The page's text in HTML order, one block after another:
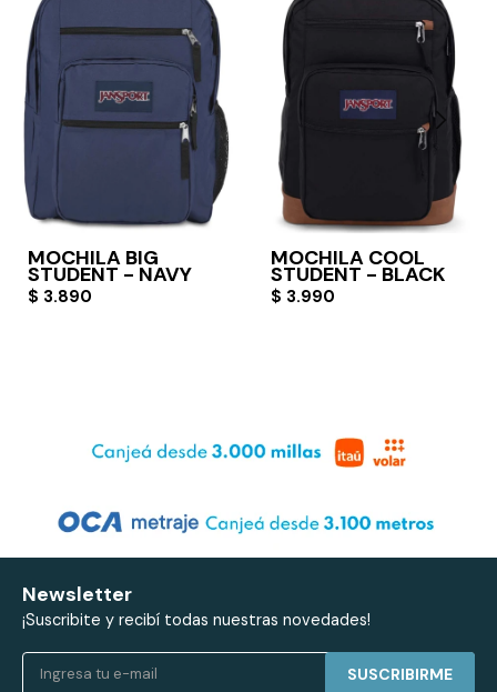
MOCHILA BIG
STUDENT - NAVY
$ 3.890
MOCHILA COOL
STUDENT - BLACK
$ 3.990
Newsletter
¡Suscribite y recibí todas nuestras novedades!
SUSCRIBIRME